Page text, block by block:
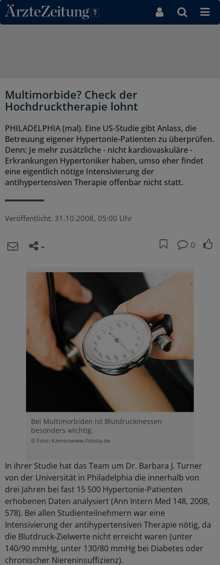
Direkt zum Inhaltsbereich
Multimorbide? Check der
Hochdrucktherapie lohnt
PHILADELPHIA (mal). Eine US-Studie gibt Anlass, die
Betreuung eigener Hypertonie-Patienten zu überprüfen.
Denn: Je mehr zusätzliche - nicht kardiovaskuläre -
Erkrankungen Hypertoniker haben, umso eher findet
eine eigentlich nötige Intensivierung der
antihypertensiven Therapie offenbar nicht statt.
Veröffentlicht: 31.10.2008, 05:00 Uhr
0
Bei Multimorbiden ist Blutdruckmessen
besonders wichtig.
© Foto: Kzenonwww.fotolia.de
In ihrer Studie hat das Team um Dr. Barbara J. Turner
von der Universität in Philadelphia die innerhalb von
drei Jahren bei fast 15 500 Hypertonie-Patienten
erhobenen Daten analysiert (Ann Intern Med 148, 2008,
578). Bei allen Studienteilnehmern war eine
Intensivierung der antihypertensiven Therapie nötig, da
die Blutdruck-Zielwerte nicht erreicht waren (unter
140/90 mmHg, unter 130/80 mmHg bei Diabetes oder
chronischer Niereninsuffizienz).